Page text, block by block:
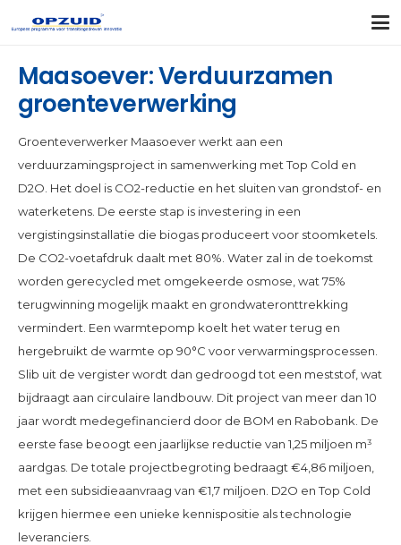
Maasoever: Verduurzamen
groenteverwerking
Groenteverwerker Maasoever werkt aan een
verduurzamingsproject in samenwerking met Top Cold en
D2O. Het doel is CO2-reductie en het sluiten van grondstof- en
waterketens. De eerste stap is investering in een
vergistingsinstallatie die biogas produceert voor stoomketels.
De CO2-voetafdruk daalt met 80%. Water zal in de toekomst
worden gerecycled met omgekeerde osmose, wat 75%
terugwinning mogelijk maakt en grondwateronttrekking
vermindert. Een warmtepomp koelt het water terug en
hergebruikt de warmte op 90°C voor verwarmingsprocessen.
Slib uit de vergister wordt dan gedroogd tot een meststof, wat
bijdraagt aan circulaire landbouw. Dit project van meer dan 10
jaar wordt medegefinancierd door de BOM en Rabobank. De
eerste fase beoogt een jaarlijkse reductie van 1,25 miljoen m³
aardgas. De totale projectbegroting bedraagt €4,86 miljoen,
met een subsidieaanvraag van €1,7 miljoen. D2O en Top Cold
krijgen hiermee een unieke kennispositie als technologie
leveranciers.